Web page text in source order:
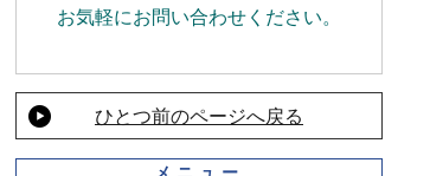
お気軽にお問い合わせください。
ひとつ前のページへ戻る